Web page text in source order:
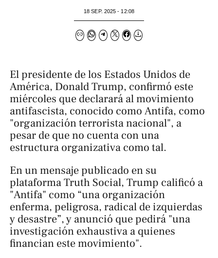
18 SEP. 2025 - 12:08
El presidente de los Estados Unidos de
América, Donald Trump, confirmó este
miércoles que declarará al movimiento
antifascista, conocido como Antifa, como
"organización terrorista nacional", a
pesar de que no cuenta con una
estructura organizativa como tal.
En un mensaje publicado en su
plataforma Truth Social, Trump calificó a
"Antifa" como “una organización
enferma, peligrosa, radical de izquierdas
y desastre”, y anunció que pedirá "una
investigación exhaustiva a quienes
financian este movimiento".